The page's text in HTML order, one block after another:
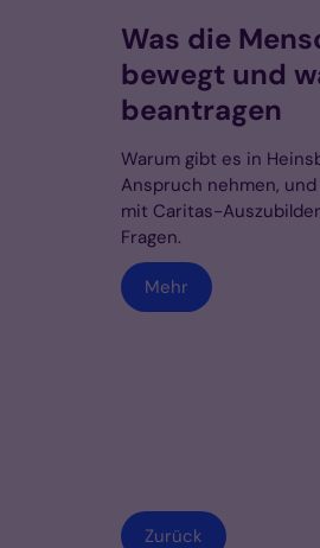
Was die
bewegt und
beantragen
Warum gibt es in
Anspruch nehmen,
mit Caritas-
Fragen.
Mehr
Zurück